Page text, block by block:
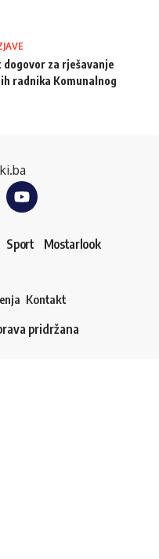
dogovor za rješavanje
radnika Komunalnog
Sport Mostarlook
Kontakt
pridržana